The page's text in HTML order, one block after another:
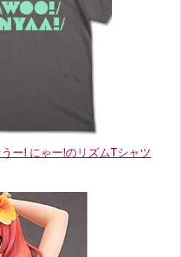
ー! にゃー!のリズムTシャツ